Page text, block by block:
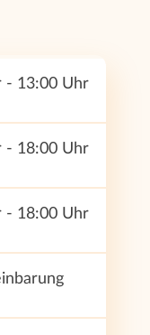
- 13:00 Uhr
- 18:00 Uhr
- 18:00 Uhr